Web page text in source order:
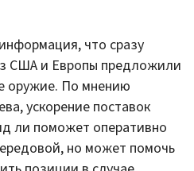
информация, что сразу
США и Европы предложили
оружие. По мнению
ускорение поставок
ли поможет оперативно
но может помочь